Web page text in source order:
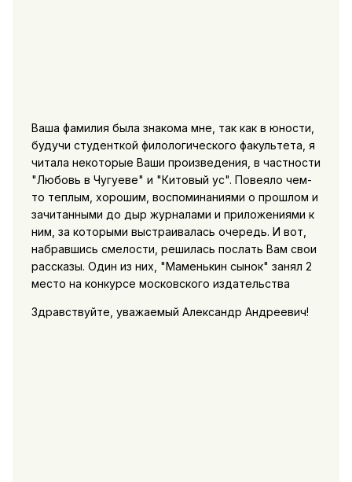
Ваша фамилия была знакома мне, так как в юности,
будучи студенткой филологического факультета, я
читала некоторые Ваши произведения, в частности
"Любовь в Чугуеве" и "Китовый ус". Повеяло чем-
то теплым, хорошим, воспоминаниями о прошлом и
зачитанными до дыр журналами и приложениями к
ним, за которыми выстраивалась очередь. И вот,
набравшись смелости, решилась послать Вам свои
рассказы. Один из них, "Маменькин сынок" занял 2
место на конкурсе московского издательства
Здравствуйте, уважаемый Александр Андреевич!